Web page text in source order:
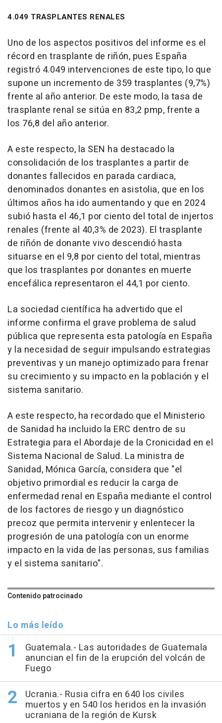
4.049 TRASPLANTES RENALES
Uno de los aspectos positivos del informe es el
récord en trasplante de riñón, pues España
registró 4.049 intervenciones de este tipo, lo que
supone un incremento de 359 trasplantes (9,7%)
frente al año anterior. De este modo, la tasa de
trasplante renal se sitúa en 83,2 pmp, frente a
los 76,8 del año anterior.
A este respecto, la SEN ha destacado la
consolidación de los trasplantes a partir de
donantes fallecidos en parada cardiaca,
denominados donantes en asistolia, que en los
últimos años ha ido aumentando y que en 2024
subió hasta el 46,1 por ciento del total de injertos
renales (frente al 40,3% de 2023). El trasplante
de riñón de donante vivo descendió hasta
situarse en el 9,8 por ciento del total, mientras
que los trasplantes por donantes en muerte
encefálica representaron el 44,1 por ciento.
La sociedad científica ha advertido que el
informe confirma el grave problema de salud
pública que representa esta patología en España
y la necesidad de seguir impulsando estrategias
preventivas y un manejo optimizado para frenar
su crecimiento y su impacto en la población y el
sistema sanitario.
A este respecto, ha recordado que el Ministerio
de Sanidad ha incluido la ERC dentro de su
Estrategia para el Abordaje de la Cronicidad en el
Sistema Nacional de Salud. La ministra de
Sanidad, Mónica García, considera que "el
objetivo primordial es reducir la carga de
enfermedad renal en España mediante el control
de los factores de riesgo y un diagnóstico
precoz que permita intervenir y enlentecer la
progresión de una patología con un enorme
impacto en la vida de las personas, sus familias
y el sistema sanitario".
Contenido patrocinado
Lo más leído
Guatemala.- Las autoridades de Guatemala
anuncian el fin de la erupción del volcán de
Fuego
Ucrania.- Rusia cifra en 640 los civiles
muertos y en 540 los heridos en la invasión
ucraniana de la región de Kursk